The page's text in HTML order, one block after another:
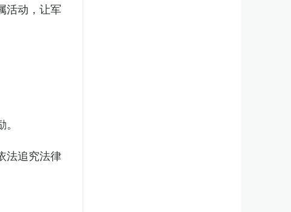
活动，让军
法追究法律